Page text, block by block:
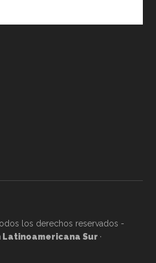
los derechos reservados -
Sur ·